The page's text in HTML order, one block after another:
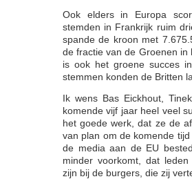
Ook elders in Europa
stemden in Frankrijk ruim
spande de kroon met
de fractie van de Groenen
is ook het groene succes
stemmen konden de Britten
Ik wens Bas Eickhout,
komende vijf jaar heel veel
het goede werk, dat ze de
van plan om de komende
de media aan de EU
minder voorkomt, dat
zijn bij de burgers, die zij